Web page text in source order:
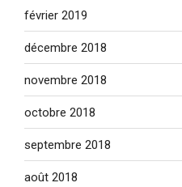
février 2019
décembre 2018
novembre 2018
octobre 2018
septembre 2018
août 2018